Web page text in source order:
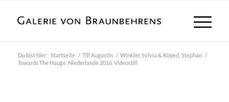
Du bist hier: Startseite / Till Augustin / Winkler, Sylvia & Köperl, Stephan /
Towards The Hauge, Niederlande 2016, Videostill